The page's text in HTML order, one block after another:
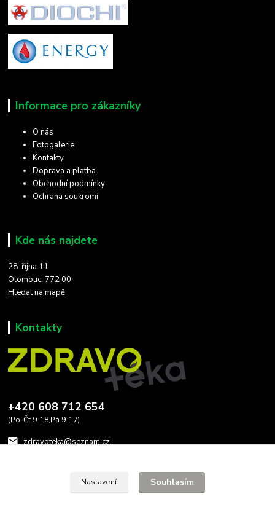
Informace pro zákazníky
O nás
Fotogalerie
Kontakty
Doprava a platba
Obchodní podmínky
Ochrana soukromí
Kde nás najdete
28. října 11
Olomouc, 772 00
Hledat na mapě
Kontakty
+420 608 712 654
(Po-Čt 9-18,Pá 9-17)
zdravoteka@seznam.cz
Nastavení Souhlasím